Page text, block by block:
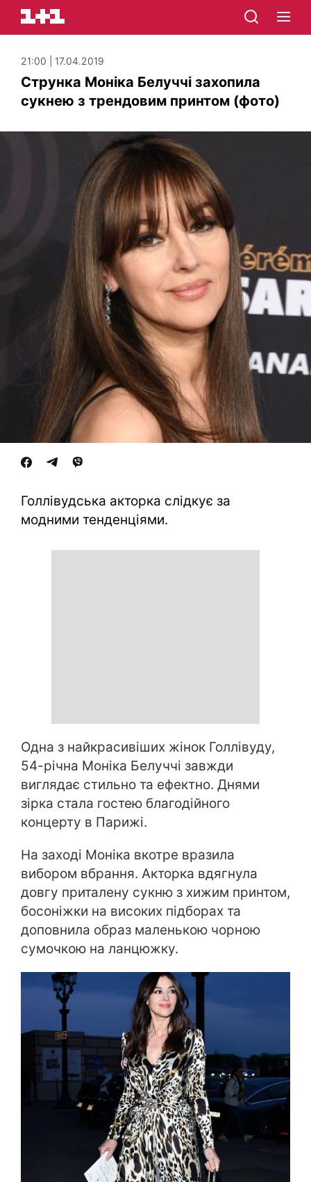
21:00 | 17.04.2019
Струнка Моніка Белуччі захопила
сукнею з трендовим принтом (фото)
Голлівудська акторка слідкує за
модними тенденціями.
Одна з найкрасивіших жінок Голлівуду,
54-річна Моніка Белуччі завжди
виглядає стильно та ефектно. Днями
зірка стала гостею благодійного
концерту в Парижі.
На заході Моніка вкотре вразила
вибором вбрання. Акторка вдягнула
довгу приталену сукню з хижим принтом,
босоніжки на високих підборах та
доповнила образ маленькою чорною
сумочкою на ланцюжку.